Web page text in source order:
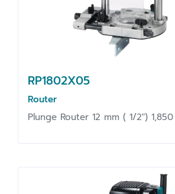
RP1802X05
Router
Plunge Router 12 mm ( 1/2")